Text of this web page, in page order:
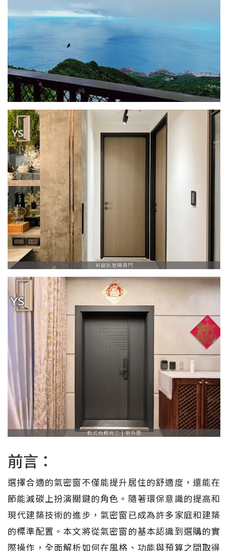
前言：
選擇合適的氣密窗不僅能提升居住的舒適度，還能在
節能減碳上扮演關鍵的角色。隨著環保意識的提高和
現代建築技術的進步，氣密窗已成為許多家庭和建築
的標準配置。本文將從氣密窗的基本認識到選購的實
際操作，全面解析如何在風格、功能與預算之間取得